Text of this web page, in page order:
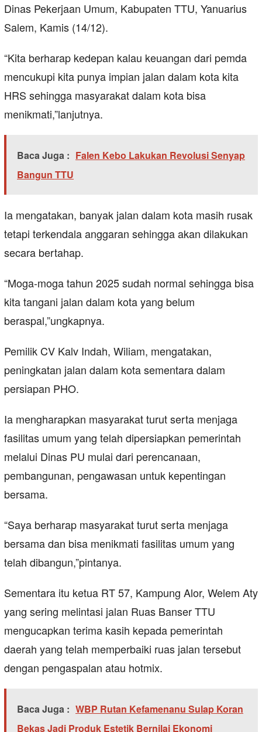
Dinas Pekerjaan Umum, Kabupaten TTU, Yanuarius
Salem, Kamis (14/12).
“Kita berharap kedepan kalau keuangan dari pemda
mencukupi kita punya impian jalan dalam kota kita
HRS sehingga masyarakat dalam kota bisa
menikmati,”lanjutnya.
Baca Juga : Falen Kebo Lakukan Revolusi Senyap
Bangun TTU
Ia mengatakan, banyak jalan dalam kota masih rusak
tetapi terkendala anggaran sehingga akan dilakukan
secara bertahap.
“Moga-moga tahun 2025 sudah normal sehingga bisa
kita tangani jalan dalam kota yang belum
beraspal,”ungkapnya.
Pemilik CV Kalv Indah, Wiliam, mengatakan,
peningkatan jalan dalam kota sementara dalam
persiapan PHO.
Ia mengharapkan masyarakat turut serta menjaga
fasilitas umum yang telah dipersiapkan pemerintah
melalui Dinas PU mulai dari perencanaan,
pembangunan, pengawasan untuk kepentingan
bersama.
“Saya berharap masyarakat turut serta menjaga
bersama dan bisa menikmati fasilitas umum yang
telah dibangun,”pintanya.
Sementara itu ketua RT 57, Kampung Alor, Welem Aty
yang sering melintasi jalan Ruas Banser TTU
mengucapkan terima kasih kepada pemerintah
daerah yang telah memperbaiki ruas jalan tersebut
dengan pengaspalan atau hotmix.
Baca Juga : WBP Rutan Kefamenanu Sulap Koran
Bekas Jadi Produk Estetik Bernilai Ekonomi